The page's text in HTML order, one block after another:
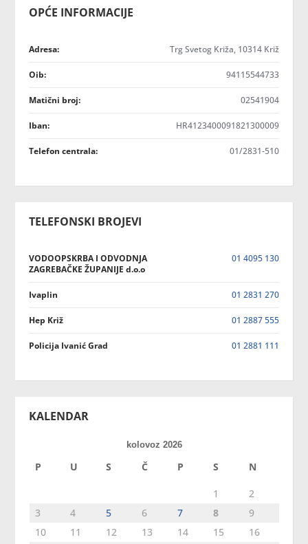
OPĆE INFORMACIJE
Adresa: Trg Svetog Križa, 10314 Križ
Oib: 94115544733
Matični broj: 02541904
Iban: HR4123400091821300009
Telefon centrala: 01/2831-510
TELEFONSKI BROJEVI
VODOOPSKRBA I ODVODNJA
ZAGREBAČKE ŽUPANIJE d.o.o
01 4095 130
Ivaplin 01 2831 270
Hep Križ 01 2887 555
Policija Ivanić Grad 01 2881 111
KALENDAR
kolovoz 2026
P U S Č P S N
1
2
3
4 5 6 7 8
9
10
11 12 13 14 15
16